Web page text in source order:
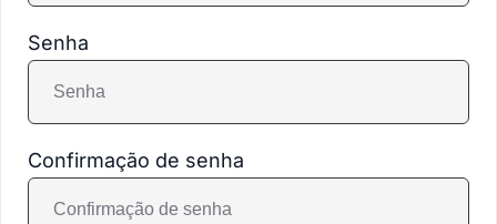
Senha
Confirmação de senha